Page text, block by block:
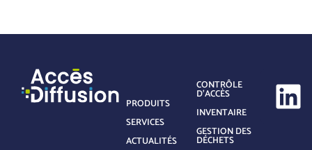
PRODUITS
SERVICES
ACTUALITÉS
CONTRÔLE
D’ACCÈS
INVENTAIRE
GESTION DES
DÉCHETS